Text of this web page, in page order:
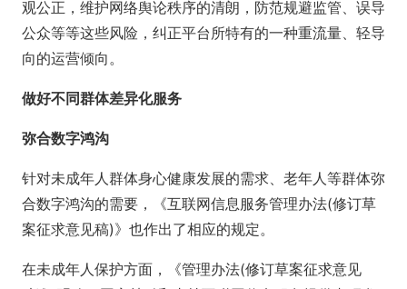
观公正，维护网络舆论秩序的清朗，防范规避监管、误导
公众等等这些风险，纠正平台所特有的一种重流量、轻导
向的运营倾向。
做好不同群体差异化服务
弥合数字鸿沟
针对未成年人群体身心健康发展的需求、老年人等群体弥
合数字鸿沟的需要，《互联网信息服务管理办法(修订草
案征求意见稿)》也作出了相应的规定。
在未成年人保护方面，《管理办法(修订草案征求意见